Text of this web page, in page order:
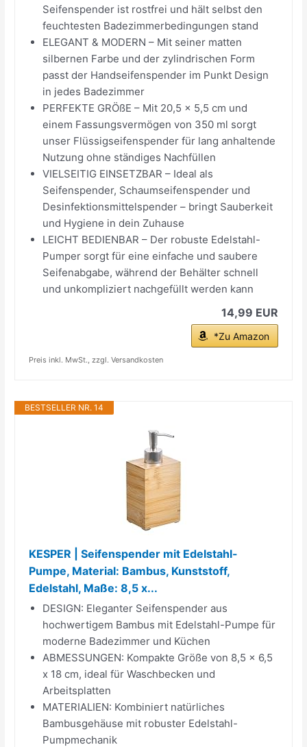
Seifenspender ist rostfrei und hält selbst den
feuchtesten Badezimmerbedingungen stand
ELEGANT & MODERN – Mit seiner matten
silbernen Farbe und der zylindrischen Form
passt der Handseifenspender im Punkt Design
in jedes Badezimmer
PERFEKTE GRÖßE – Mit 20,5 x 5,5 cm und
einem Fassungsvermögen von 350 ml sorgt
unser Flüssigseifenspender für lang anhaltende
Nutzung ohne ständiges Nachfüllen
VIELSEITIG EINSETZBAR – Ideal als
Seifenspender, Schaumseifenspender und
Desinfektionsmittelspender – bringt Sauberkeit
und Hygiene in dein Zuhause
LEICHT BEDIENBAR – Der robuste Edelstahl-
Pumper sorgt für eine einfache und saubere
Seifenabgabe, während der Behälter schnell
und unkompliziert nachgefüllt werden kann
14,99 EUR
*Zu Amazon
Preis inkl. MwSt., zzgl. Versandkosten
BESTSELLER NR. 14
KESPER | Seifenspender mit Edelstahl-
Pumpe, Material: Bambus, Kunststoff,
Edelstahl, Maße: 8,5 x...
DESIGN: Eleganter Seifenspender aus
hochwertigem Bambus mit Edelstahl-Pumpe für
moderne Badezimmer und Küchen
ABMESSUNGEN: Kompakte Größe von 8,5 x 6,5
x 18 cm, ideal für Waschbecken und
Arbeitsplatten
MATERIALIEN: Kombiniert natürliches
Bambusgehäuse mit robuster Edelstahl-
Pumpmechanik